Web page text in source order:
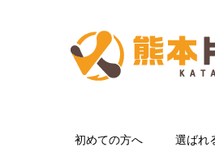
初めての方へ 選ばれ